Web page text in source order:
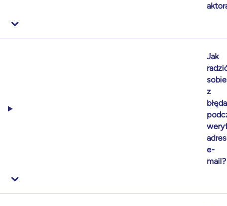
Jak
sobie
z
e-
mail?